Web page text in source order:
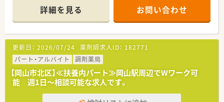
頑張り次第で高給与も可能！
■経験や勤務コースによりますが、経験の少ない方でも500万前
半スタートと業界TOP水準！
■職種や職域に合わせ、豊富な社内研修や外部組織と連携した研
修を用意されています
■薬剤師が中心の会社だからこそ活躍できるキャリアパスが多
種多様に用意されています。
■店舗拡大に伴い、エリアマネジャーや営業部長等のマネジメン
トのポジションも増えます。
■在宅や教育等の専門性を活かせるスペシャリストを目指すこ
とも可能です。
詳細を見る お問い合わせ
更新日： 2026/07/24 薬剤師求人ID： 182771
パート・アルバイト
調剤薬局
【岡山市北区】≪扶養内パート≫岡山駅周辺でWワーク可
能 週1日～相談可能な求人です。